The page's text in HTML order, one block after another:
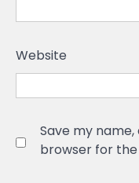
Website
Save my
browser for